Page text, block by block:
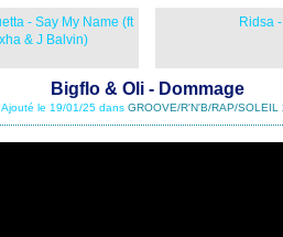
- Say My Name (ft
& J Balvin)
Ridsa
Bigflo & Oli - Dommage
Ajouté le 19/01/25 dans GROOVE/R'N'B/RAP/SOLEIL